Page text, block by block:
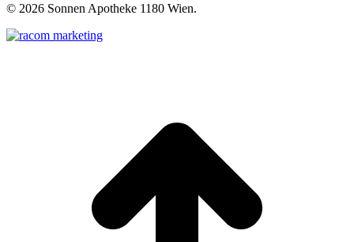
© 2026 Sonnen Apotheke 1180 Wien.